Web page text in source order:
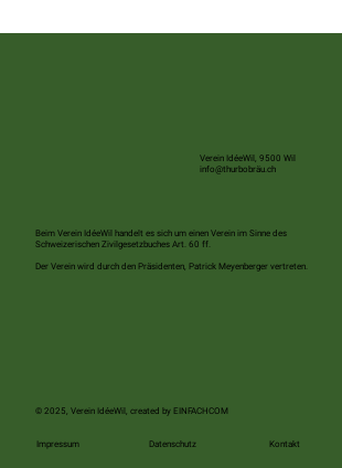
Verein IdéeWil, 9500 Wil
info@thurbobräu.ch
Beim Verein IdéeWil handelt es sich um einen Verein im Sinne des
Schweizerischen Zivilgesetzbuches Art. 60 ff.
Der Verein wird durch den Präsidenten, Patrick Meyenberger vertreten.
© 2025, Verein IdéeWil, created by EINFACHCOM
Impressum Datenschutz Kontakt